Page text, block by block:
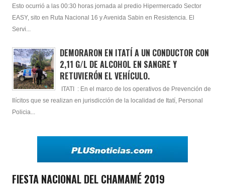
Esto ocurrió a las 00:30 horas jornada al predio Hipermercado Sector
EASY, sito en Ruta Nacional 16 y Avenida Sabin en Resistencia. El
Servi...
DEMORARON EN ITATÍ A UN CONDUCTOR CON
2,11 G/L DE ALCOHOL EN SANGRE Y
RETUVIERÓN EL VEHÍCULO.
ITATI : En el marco de los operativos de Prevención de
Ilícitos que se realizan en jurisdicción de la localidad de Itatí, Personal
Policia...
FIESTA NACIONAL DEL CHAMAMÉ 2019